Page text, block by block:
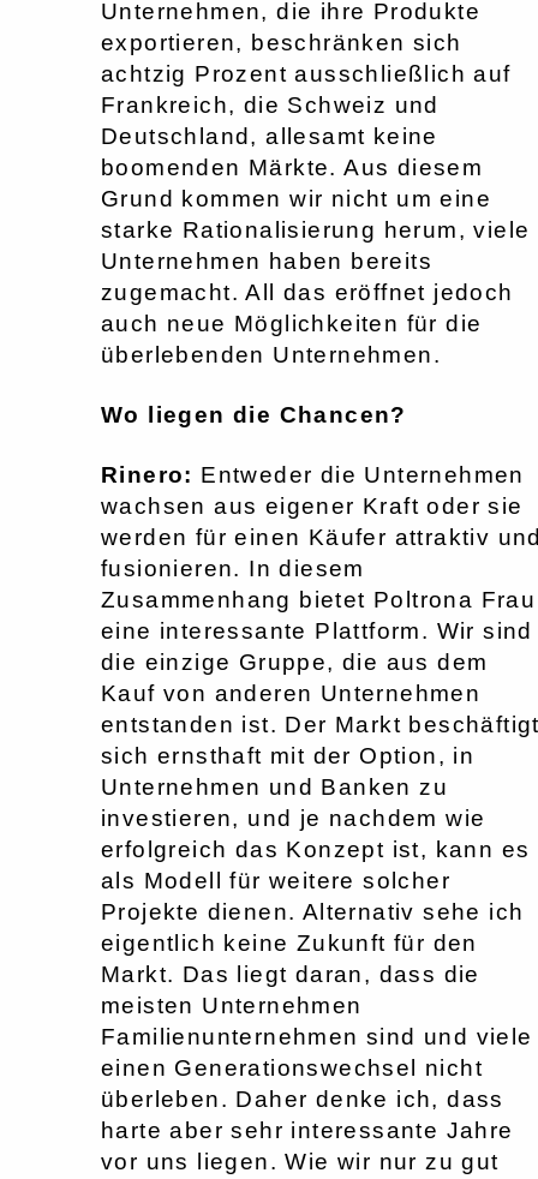
Unternehmen, die ihre Produkte
exportieren, beschränken sich
achtzig Prozent ausschließlich auf
Frankreich, die Schweiz und
Deutschland, allesamt keine
boomenden Märkte. Aus diesem
Grund kommen wir nicht um eine
starke Rationalisierung herum, viele
Unternehmen haben bereits
zugemacht. All das eröffnet jedoch
auch neue Möglichkeiten für die
überlebenden Unternehmen.
Wo liegen die Chancen?
Rinero: Entweder die Unternehmen
wachsen aus eigener Kraft oder sie
werden für einen Käufer attraktiv
fusionieren. In diesem
Zusammenhang bietet Poltrona Frau
eine interessante Plattform. Wir sind
die einzige Gruppe, die aus dem
Kauf von anderen Unternehmen
entstanden ist. Der Markt
sich ernsthaft mit der Option, in
Unternehmen und Banken zu
investieren, und je nachdem wie
erfolgreich das Konzept ist, kann es
als Modell für weitere solcher
Projekte dienen. Alternativ sehe ich
eigentlich keine Zukunft für den
Markt. Das liegt daran, dass die
meisten Unternehmen
Familienunternehmen sind und viele
einen Generationswechsel nicht
überleben. Daher denke ich, dass
harte aber sehr interessante Jahre
vor uns liegen. Wie wir nur zu gut